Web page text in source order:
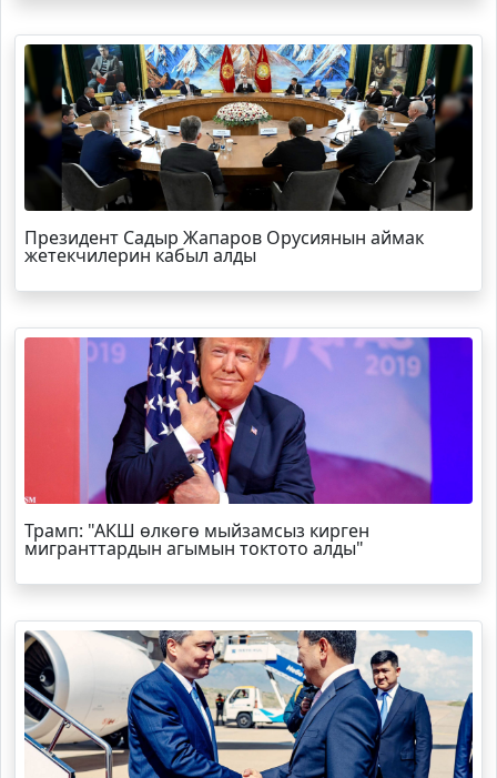
Президент Садыр Жапаров Орусиянын аймак
жетекчилерин кабыл алды
Трамп: "АКШ өлкөгө мыйзамсыз кирген
мигранттардын агымын токтото алды"